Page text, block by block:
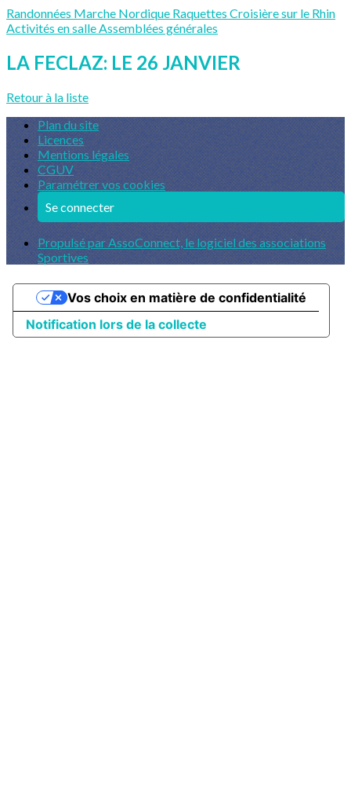
Randonnées Marche Nordique Raquettes Croisière sur le Rhin
Activités en salleAssemblées générales
LA FECLAZ: LE 26 JANVIER
Retour à la liste
Plan du site
Licences
Mentions légales
CGUV
Paramétrer vos cookies
Se connecter
Propulsé par AssoConnect, le logiciel des associations
Sportives
Notification lors de la collecte
Vos choix en matière de confidentialité